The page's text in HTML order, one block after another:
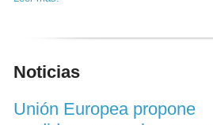
Noticias
Unión Europea propone